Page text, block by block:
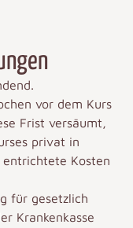
vor dem Kurs
Frist versäumt,
privat in
entrichtete Kosten
für gesetzlich
Krankenkasse